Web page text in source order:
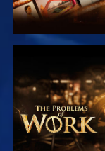
SERIE
ENTDECKEN